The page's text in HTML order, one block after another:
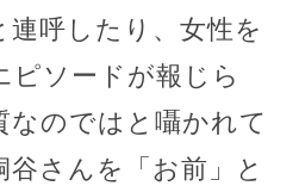
連呼したり、女性を
ピソードが報じら
なのではと囁かれて
さんを「お前」と